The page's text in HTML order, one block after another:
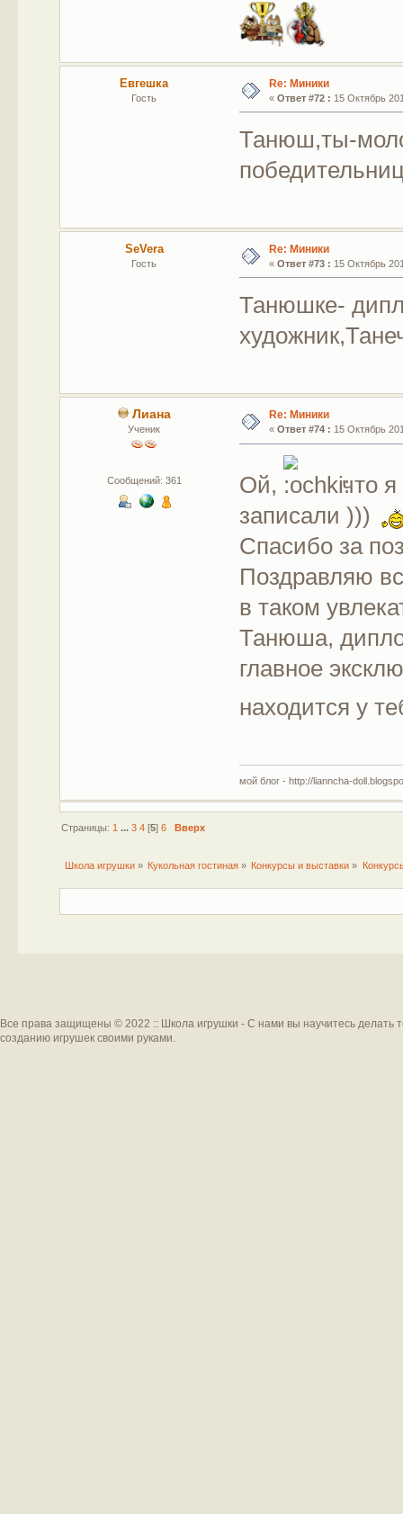
Евгешка
Гость
Re: Миники
« Ответ #72 : 15 Октябрь
Танюш,ты-
SeVera
Гость
Re: Миники
« Ответ #73 : 15 Октябрь
Танюшке-
Лиана
Ученик
Сообщений: 361
Re: Миники
« Ответ #74 : 15 Октябрь
Ой,
что
записали )))
Спасибо за
Поздравляю
в таком
Танюша,
главное
находится у
мой блог - http://lianncha-
Страницы: 1 ... 3 4[5] 6 Вверх
Школа игрушки» Кукольная гостиная » Конкурсы и выставки »
Все права защищены © 2022 :: Школа игрушки - С нами вы научитесь делать
созданию игрушек своими руками.